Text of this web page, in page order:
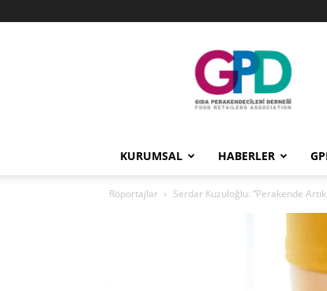
GPD
KURUMSAL HABERLER
Röportajlar Serdar Kuzuloğlu: “Perakende Artık